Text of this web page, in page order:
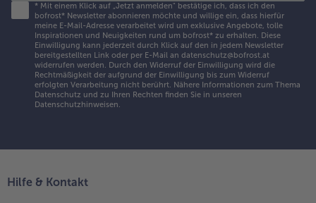
* Mit einem Klick auf „Jetzt anmelden" bestätige ich, dass ich den
bofrost* Newsletter abonnieren möchte und willige ein, dass hierfür
meine E-Mail-Adresse verarbeitet wird um exklusive Angebote, tolle
Inspirationen und Neuigkeiten rund um bofrost* zu erhalten. Diese
Einwilligung kann jederzeit durch Klick auf den in jedem Newsletter
bereitgestellten Link oder per E-Mail an datenschutz@bofrost.at
widerrufen werden. Durch den Widerruf der Einwilligung wird die
Rechtmäßigkeit der aufgrund der Einwilligung bis zum Widerruf
erfolgten Verarbeitung nicht berührt. Nähere Informationen zum Thema
Datenschutz und zu Ihren Rechten finden Sie in unseren
Datenschutzhinweisen.
Hilfe & Kontakt